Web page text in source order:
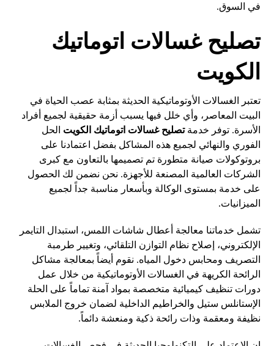
في السوق.
تصليح غسالات اتوماتيك
الكويت
تعتبر الغسالات الأوتوماتيكية الحديثة بمثابة عصب الحياة في
البيت المعاصر، وأي خلل فيها يسبب أزمة حقيقية لجميع أفراد
الأسرة. توفر خدمةتصليح غسالات اتوماتيك الكويت الحل
الفوري والنهائي لجميع هذه المشاكل بفضل اعتمادنا على
بروتوكولات صيانة متطورة تم تصميمها بالتعاون مع كبرى
الشركات العالمية المصنعة للأجهزة. نحن نضمن لك الحصول
على خدمة بمستوى الوكالة وبأسعار مناسبة جداً لجميع
الميزانيات.
تشمل خدماتنا معالجة أعطال شاشات اللمس، استبدال التايمر
الإلكتروني، إصلاح نظام التوازن التلقائي، وتغيير طرمبة
التصريف ومحابس دخول المياه. نقوم أيضاً بمعالجة مشاكل
الرائحة الكريهة في الغسالات الأوتوماتيكية من خلال عمل
دورات تنظيف كيميائية متخصصة بمواد آمنة تماماً على الحلة
الإستانلس ستيل والخراطيم الداخلية لضمان خروج الملابس
نظيفة ومعقمة وذات رائحة ذكية ومنعشة دائماً.